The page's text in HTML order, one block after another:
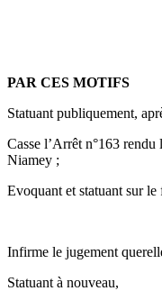
PAR CES MOTIFS
Statuant publiquement,
Casse l’Arrêt n°163
Niamey ;
Evoquant et statuant sur le
Infirme le jugement
Statuant à nouveau,